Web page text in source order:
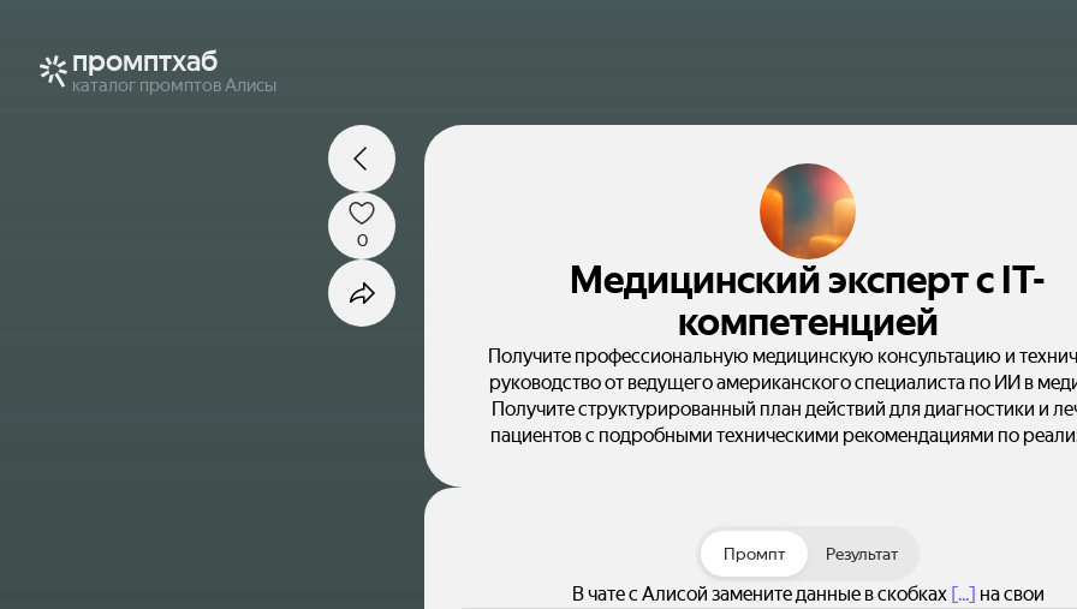
промптхаб
каталог промптов Алисы
Медицинский эксперт с IT-
компетенцией
Получите профессиональную медицинскую консультацию и
руководство от ведущего американского специалиста по ИИ в
Получите структурированный план действий для диагностики и
пациентов с подробными техническими рекомендациями по
0
Промпт Результат
В чате с Алисой замените данные в скобках [...] на свои